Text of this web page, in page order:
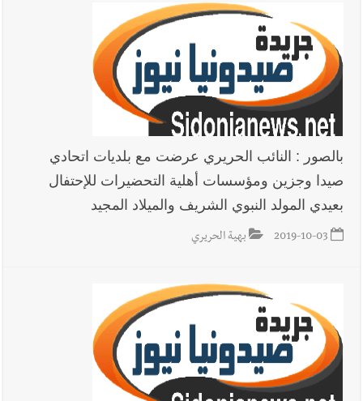
بالصور : النائب الحريري عرضت مع بلديات اتحادي
صيدا وجزين ومؤسسات أهلية التحضيرات للإحتفال
بعيدي المولد النبوي الشريف والميلاد المجيد
2019-10-03 بهية الحريري